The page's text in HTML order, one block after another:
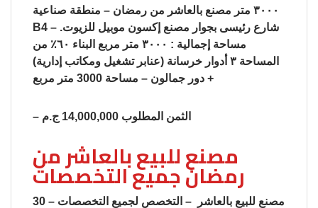
٣٠٠٠ متر مصنع بالعاشر من رمضان – منطقة صناعية
B4 – شارع رئيسى بجوار مصنع إكسون موبيل للزيوت.
مساحة إجمالية : ٣٠٠٠ متر مربع البناء ٦٠٪؜ من
المساحة ٣ أدوار خرسانة (عنابر تشغيل ومكاتب إدارية)
– الثمن المطلوب 14,000,000 ج.م
مصنع للبيع بالعاشر من
رمضان جميع التخصصات
30 – مصنع للبيع بالعاشر – التخصص لجميع التخصصات